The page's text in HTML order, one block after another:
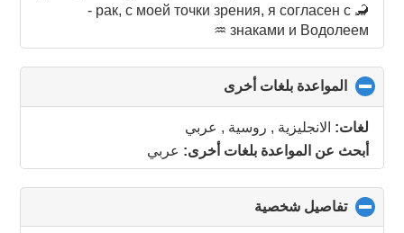
- рак, с моей точки зрения, я согласен с 🦂
знаками и Водолеем ♒️
المواعدة بلغات أخرى
to
collapse
contents
لغات: الانجليزية , روسية , عربي
أبحث عن المواعدة بلغات أخرى: عربي
تفاصيل شخصية
to